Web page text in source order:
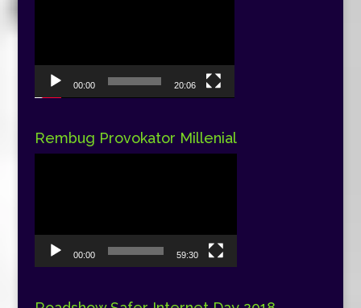
00:00 20:06
Rembug Provokator Millenial
00:00 59:30